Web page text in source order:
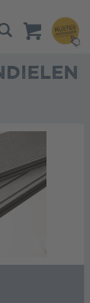
Suche